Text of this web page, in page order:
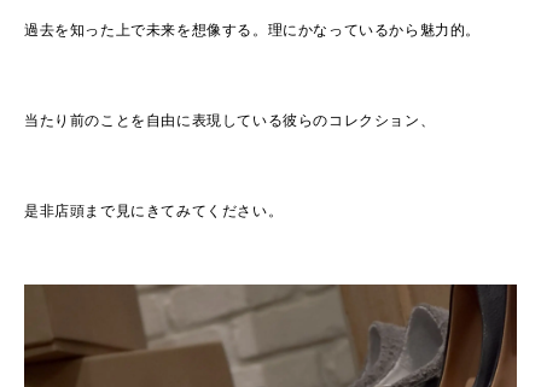
過去を知った上で未来を想像する。理にかなっているから魅力的。
当たり前のことを自由に表現している彼らのコレクション、
是非店頭まで見にきてみてください。